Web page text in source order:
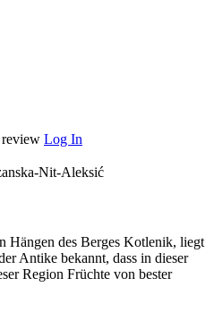
review Log In
Hängen des Berges Kotlenik, liegt
Antike bekannt, dass in dieser
Region Früchte von bester